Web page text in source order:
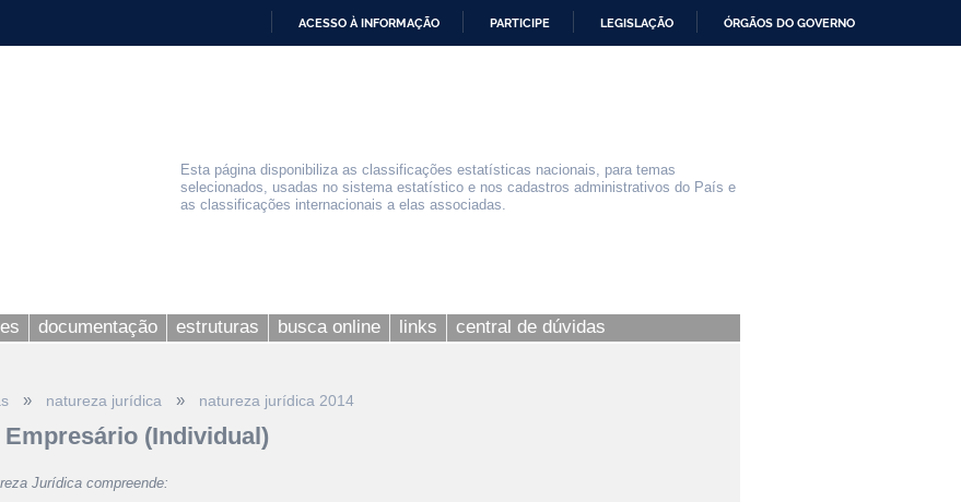
ACESSO À INFORMAÇÃO PARTICIPE LEGISLAÇÃO ÓRGÃOS DO GOVERNO
Esta página disponibiliza as classificações estatísticas nacionais, para temas
selecionados, usadas no sistema estatístico e nos cadastros administrativos do País e
as classificações internacionais a elas associadas.
documentação estruturas busca online links central de dúvidas
» natureza jurídica » natureza jurídica 2014
Empresário (Individual)
Jurídica compreende: